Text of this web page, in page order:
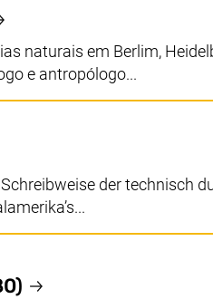
naturais em Berlim,
e antropólogo...
der technisch